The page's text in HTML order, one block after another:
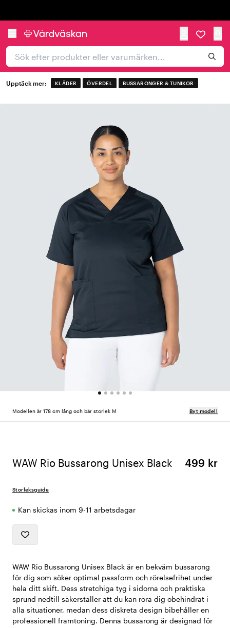
Upptäck mer: KLÄDER ÖVERDEL BUSSARONGER & TUNIKOR
Modellen är 178 cm lång och bär storlek M Byt modell
WAW Rio Bussarong Unisex Black 499 kr
Storleksguide
Kan skickas inom 9-11 arbetsdagar
WAW Rio Bussarong Unisex Black är en bekväm bussarong
för dig som söker optimal passform och rörelsefrihet under
hela ditt skift. Dess stretchiga tyg i sidorna och praktiska
sprund nedtill säkerställer att du kan röra dig obehindrat i
alla situationer, medan dess diskreta design bibehåller en
professionell framtoning. Denna bussarong är designad för